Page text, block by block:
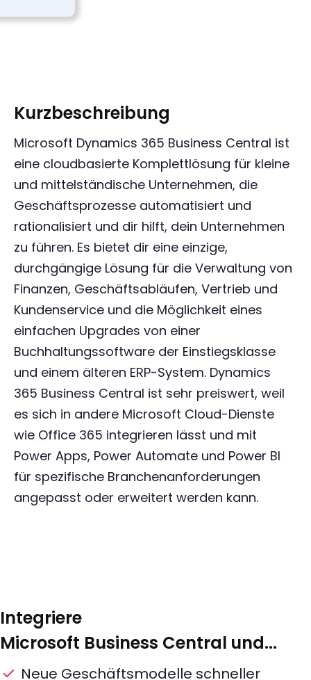
Kurzbeschreibung
Microsoft Dynamics 365 Business Central ist
eine cloudbasierte Komplettlösung für kleine
und mittelständische Unternehmen, die
Geschäftsprozesse automatisiert und
rationalisiert und dir hilft, dein Unternehmen
zu führen. Es bietet dir eine einzige,
durchgängige Lösung für die Verwaltung von
Finanzen, Geschäftsabläufen, Vertrieb und
Kundenservice und die Möglichkeit eines
einfachen Upgrades von einer
Buchhaltungssoftware der Einstiegsklasse
und einem älteren ERP-System. Dynamics
365 Business Central ist sehr preiswert, weil
es sich in andere Microsoft Cloud-Dienste
wie Office 365 integrieren lässt und mit
Power Apps, Power Automate und Power BI
für spezifische Branchenanforderungen
angepasst oder erweitert werden kann.
Integriere
Microsoft Business Central und...
Neue Geschäftsmodelle schneller